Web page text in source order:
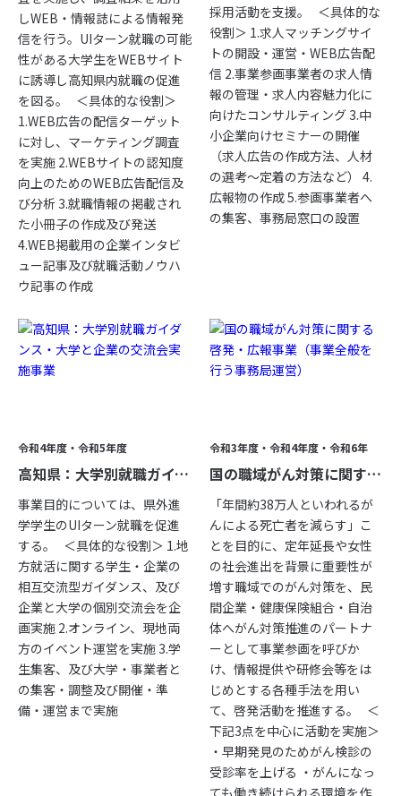
しWEB・情報誌による情報発
信を行う。UIターン就職の可能
性がある大学生をWEBサイト
に誘導し高知県内就職の促進
を図る。 ＜具体的な役割＞
1.WEB広告の配信ターゲット
に対し、マーケティング調査
を実施 2.WEBサイトの認知度
向上のためのWEB広告配信及
び分析 3.就職情報の掲載され
た小冊子の作成及び発送
4.WEB掲載用の企業インタビ
ュー記事及び就職活動ノウハ
ウ記事の作成
採用活動を支援。
＜具体的な
役割＞ 1.求人マッチングサイ
トの開設・運営・ WEB広告配
信 2.事業参画事業者の求人情
報の管理・求人内容魅力化に
向けたコンサルティング 3.中
小企業向けセミナーの開催
（求人広告の作成方法、人材
の選考～定着の方法など） 4.
広報物の作成5.参画事業者へ
の集客、事務局窓口の設置
令和4年度・令和5年度
高知県：大学別就職ガイダンス・大学と企業の交流会実施事業
事業目的については、県外進
学学生のUIターン就職を促進
する。 ＜具体的な役割＞ 1.地
方就活に関する学生・企業の
相互交流型ガイダンス、及び
企業と大学の個別交流会を企
画実施 2.オンライン、現地両
方のイベント運営を実施 3.学
生集客、及び大学・事業者と
の集客・調整及び開催・準
備・運営まで実施
令和3年度・令和4年度・令和6年
国の職域がん対策に関する啓発・広報事業（事業全般を行う事務局運営）
「年間約38万人といわれるが
んによる死亡者を減らす」こ
とを目的に、定年延長や女性
の社会進出を背景に重要性が
増す職域でのがん対策を、民
間企業・健康保険組合・自治
体へがん対策推進のパートナ
ーとして事業参画を呼びか
け、情報提供や研修会等をは
じめとする各種手法を用い
て、啓発活動を推進する。 ＜
下記3点を中心に活動を実施＞
・早期発見のためがん検診の
受診率を上げる ・がんになっ